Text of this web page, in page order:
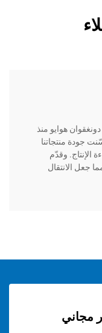
هوايو منذ
جودة منتجاتنا
الإنتاج. وقدّم
جعل الانتقال
مجاني